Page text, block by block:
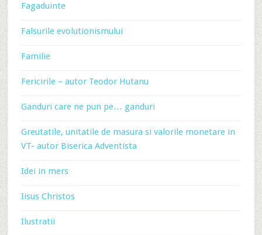
Fagaduinte
Falsurile evolutionismului
Familie
Fericirile – autor Teodor Hutanu
Ganduri care ne pun pe… ganduri
Greutatile, unitatile de masura si valorile monetare in
VT- autor Biserica Adventista
Idei in mers
Iisus Christos
Ilustratii